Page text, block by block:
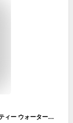
ソレル スノーブーツ メンズ スカウト87 エックスティー ウォータープルーフ 限定カラー タバコ 25.5-28.5cm NM5170-256